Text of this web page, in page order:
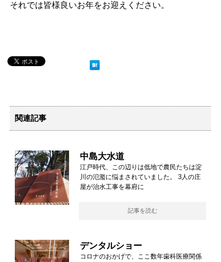
それでは皆様良いお年をお迎えください。
関連記事
中島大水道
江戸時代、この辺りは低地で農民たちは淀
川の氾濫に悩まされていました。 3人の庄
屋が治水工事を幕府に
記事を読む
デンタルショー
コロナのおかげで、ここ数年歯科医療関係